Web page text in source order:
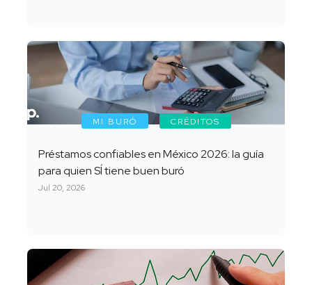
MI BURÓ CRÉDITOS
Préstamos confiables en México 2026: la guía
para quien SÍ tiene buen buró
Jul 20, 2026